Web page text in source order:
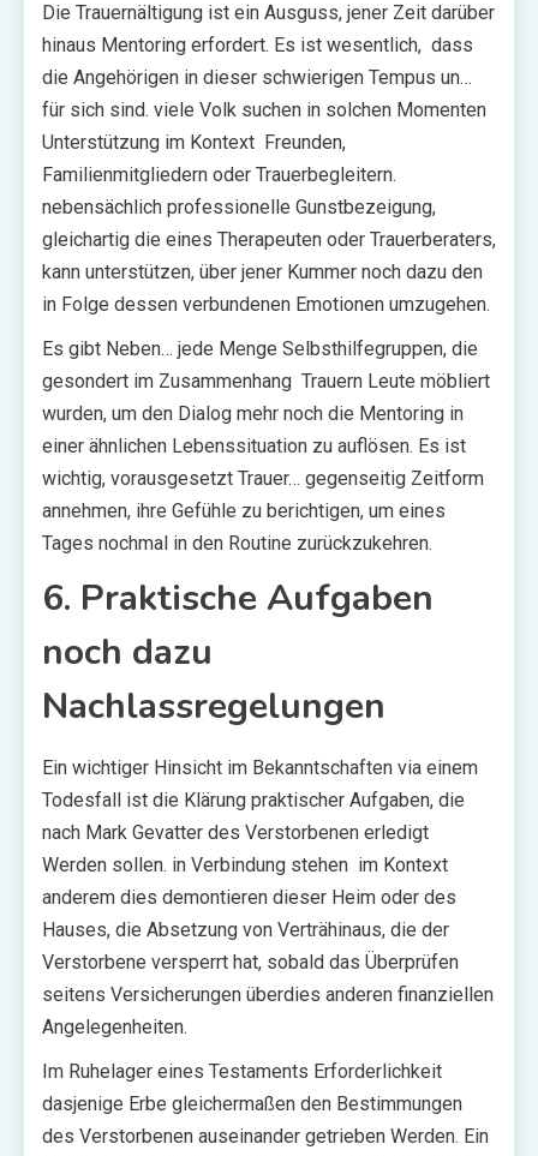
Die Trauernältigung ist ein Ausguss, jener Zeit darüber
hinaus Mentoring erfordert. Es ist wesentlich, dass
die Angehörigen in dieser schwierigen Tempus un…
für sich sind. viele Volk suchen in solchen Momenten
Unterstützung im Kontext Freunden,
Familienmitgliedern oder Trauerbegleitern.
nebensächlich professionelle Gunstbezeigung,
gleichartig die eines Therapeuten oder Trauerberaters,
kann unterstützen, über jener Kummer noch dazu den
in Folge dessen verbundenen Emotionen umzugehen.
Es gibt Neben… jede Menge Selbsthilfegruppen, die
gesondert im Zusammenhang Trauern Leute möbliert
wurden, um den Dialog mehr noch die Mentoring in
einer ähnlichen Lebenssituation zu auflösen. Es ist
wichtig, vorausgesetzt Trauer… gegenseitig Zeitform
annehmen, ihre Gefühle zu berichtigen, um eines
Tages nochmal in den Routine zurückzukehren.
6. Praktische Aufgaben
noch dazu
Nachlassregelungen
Ein wichtiger Hinsicht im Bekanntschaften via einem
Todesfall ist die Klärung praktischer Aufgaben, die
nach Mark Gevatter des Verstorbenen erledigt
Werden sollen. in Verbindung stehen im Kontext
anderem dies demontieren dieser Heim oder des
Hauses, die Absetzung von Verträhinaus, die der
Verstorbene versperrt hat, sobald das Überprüfen
seitens Versicherungen überdies anderen finanziellen
Angelegenheiten.
Im Ruhelager eines Testaments Erforderlichkeit
dasjenige Erbe gleichermaßen den Bestimmungen
des Verstorbenen auseinander getrieben Werden. Ein